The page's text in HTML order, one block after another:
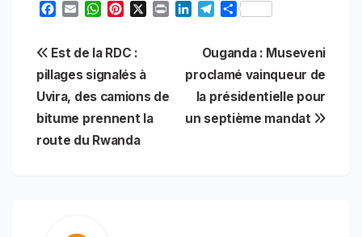
e
b
o
o
k
i
l
W
t
s
A
p
p
t
e
r
e
s
t
e
d
n
e
g
r
a
m
S
r
e
Navigation
de
l’article
Ouganda : Museveni
proclamé vainqueur de
la présidentielle pour
un septième mandat
Est de la RDC :
pillages signalés à
Uvira, des camions de
bitume prennent la
route du Rwanda